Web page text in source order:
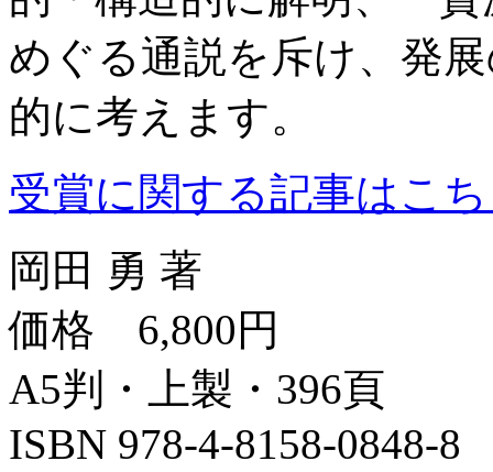
めぐる通説を斥け、発
的に考えます。
受賞に関する記事はこ
岡田 勇 著
価格 6,800円
A5判・上製・396頁
ISBN 978-4-8158-0848-